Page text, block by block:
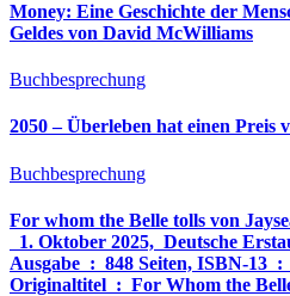
Money: Eine Geschichte der
Geldes von David McWilliams
Buchbesprechung
2050 – Überleben hat einen Preis
Buchbesprechung
For whom the Belle tolls von
1. Oktober 2025, ‎ Deutsche
Ausgabe ‏ : ‎ 848 Seiten, ISBN-13 ‏ : ‎ 978-3764533694,
Originaltitel ‏ : ‎ For Whom